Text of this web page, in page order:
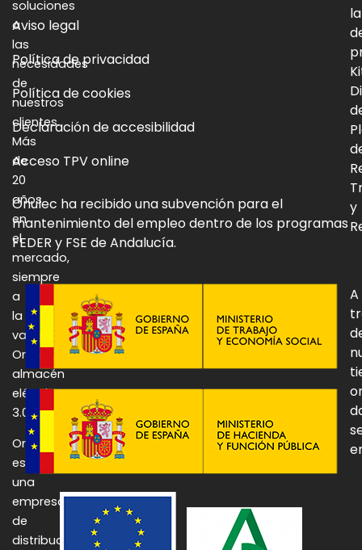
soluciones
a
las
necesidades
de
nuestros
clientes.
Más
de
20
años
en
el
mercado,
siempre
a
la
vanguardia:
Onulec,
almacén
eléctrico
3.0.
Onulec
es
una
empresa
de
distribución
Aviso legal
Política de privacidad
Política de cookies
Declaración de accesibilidad
Acceso TPV online
Onulec ha recibido una subvención para el
mantenimiento del empleo dentro de los programas
FEDER y FSE de Andalucía.
la
y
A